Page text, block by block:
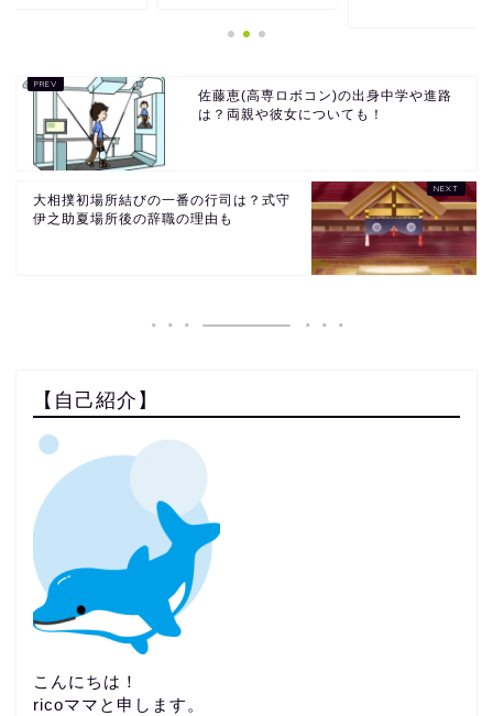
佐藤恵(高専ロボコン)の出身中学や進路
は？両親や彼女についても！
大相撲初場所結びの一番の行司は？式守
伊之助夏場所後の辞職の理由も
【自己紹介】
こんにちは！
ricoママと申します。